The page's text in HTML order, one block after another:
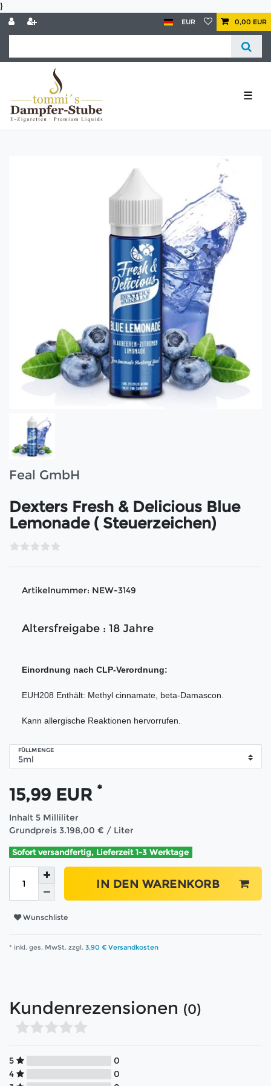
}
EUR 0,00 EUR
☰
Feal GmbH
Dexters Fresh & Delicious Blue
Lemonade ( Steuerzeichen)
Artikelnummer: NEW-3149
Altersfreigabe : 18 Jahre
Einordnung nach CLP-Verordnung:
EUH208 Enthält: Methyl cinnamate, beta-Damascon.
Kann allergische Reaktionen hervorrufen.
FÜLLMENGE
15,99 EUR *
Inhalt 5 Milliliter
Grundpreis 3.198,00 € / Liter
Sofort versandfertig, Lieferzeit 1-3 Werktage
IN DEN WARENKORB
Wunschliste
* inkl. ges. MwSt. zzgl. 3,90 € Versandkosten
Kundenrezensionen (0)
5
0
4
0